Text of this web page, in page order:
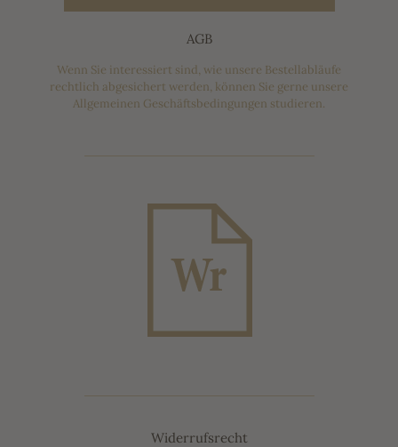
AGB
Wenn Sie interessiert sind, wie unsere Bestellabläufe
rechtlich abgesichert werden, können Sie gerne unsere
Allgemeinen Geschäftsbedingungen studieren.
Widerrufsrecht